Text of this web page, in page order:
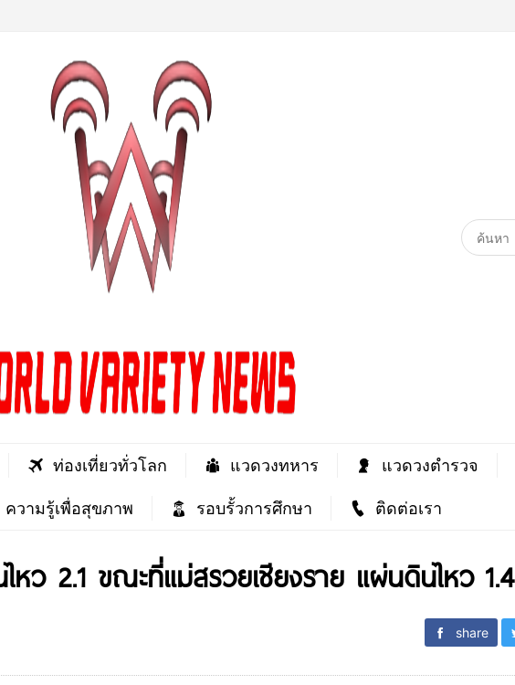
ท่องเที่ยวทั่วโลก แวดวงทหาร แวดวงตำรวจ
ความรู้เพื่อสุขภาพ รอบรั้วการศึกษา ติดต่อเรา
ว 2.1 ขณะที่แม่สรวยเชียงราย แผ่นดินไหว 1.4
share